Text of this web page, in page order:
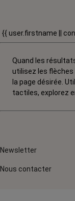
{{ user.firstname ||
Quand les
utilisez les flèches
la page désirée.
tactiles, explorez
Newsletter
Nous contacter